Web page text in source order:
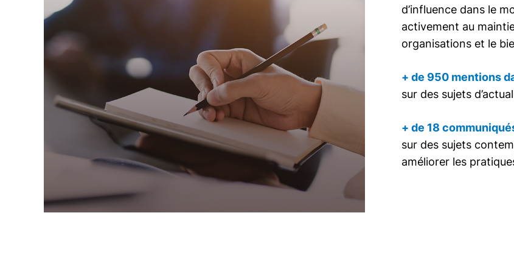
d’influence dans le
activement au
organisations et le
+ de 950 mentions
sur des sujets
+ de 18
sur des sujets
améliorer les